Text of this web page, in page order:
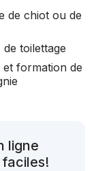
de chiot ou de
toilettage
formation de
ligne